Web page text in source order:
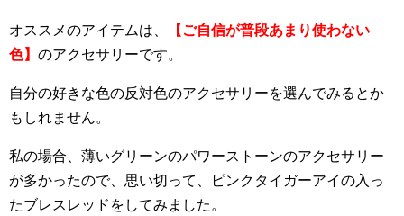
オススメのアイテムは、
【ご自信が普段あまり使わない
色】 のアクセサリーです。
自分の好きな色の反対色のアクセサリーを選んでみるとか
もしれません。
私の場合、薄いグリーンのパワーストーンのアクセサリー
が多かったので、思い切って、ピンクタイガーアイの入っ
たブレスレッドをしてみました。